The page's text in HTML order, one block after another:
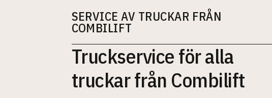
SERVICE AV TRUCKAR FRÅN
COMBILIFT
Truckservice för alla
truckar från Combilift